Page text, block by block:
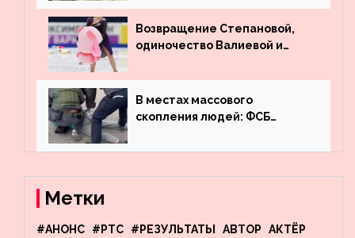
деньги из американского
госдолга
Возвращение Степановой,
одиночество Валиевой и
что обсуждают в мире
фигурного катания
В местах массового
скопления людей: ФСБ
террористов, планировавших
Метки
#АНОНС #РТС #РЕЗУЛЬТАТЫ АВТОР АКТЁР